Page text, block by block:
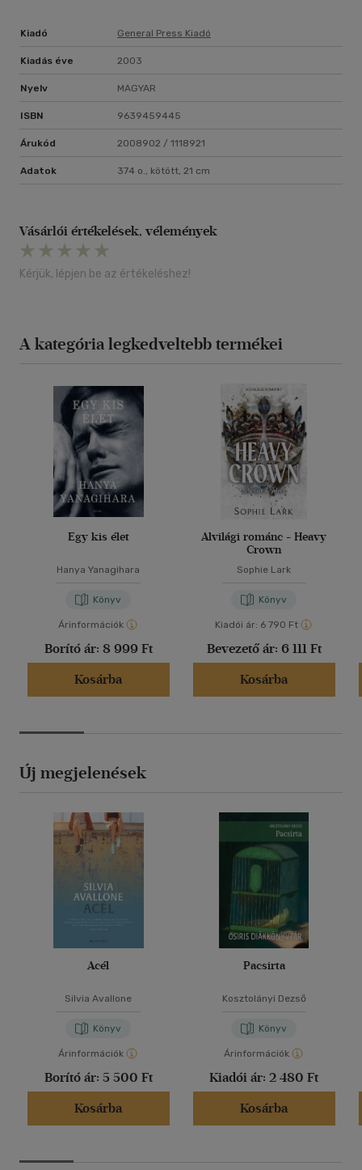
Kiadó General Press Kiadó
Kiadás éve 2003
Nyelv MAGYAR
ISBN 9639459445
Árukód 2008902 / 1118921
Adatok 374 o., kötött, 21 cm
Vásárlói értékelések, vélemények
Kérjük, lépjen be az értékeléshez!
A kategória legkedveltebb termékei
Egy kis élet
Hanya Yanagihara
Könyv
Árinformációk
Borító ár: 8 999 Ft
Kosárba
Alvilági románc - Heavy
Crown
Sophie Lark
Könyv
Kiadói ár: 6 790 Ft
Bevezető ár: 6 111 Ft
Kosárba
Új megjelenések
Acél
Silvia Avallone
Könyv
Árinformációk
Borító ár: 5 500 Ft
Kosárba
Pacsirta
Kosztolányi Dezső
Könyv
Árinformációk
Kiadói ár: 2 480 Ft
Kosárba